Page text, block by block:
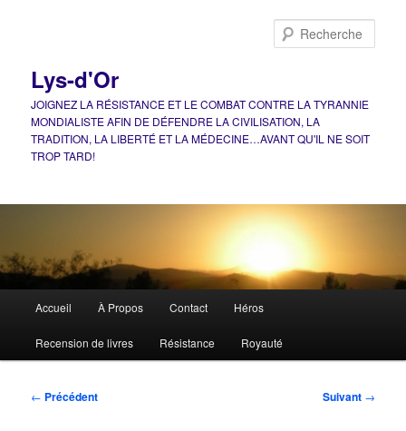
Lys-d'Or
JOIGNEZ LA RÉSISTANCE ET LE COMBAT CONTRE LA TYRANNIE
MONDIALISTE AFIN DE DÉFENDRE LA CIVILISATION, LA
TRADITION, LA LIBERTÉ ET LA MÉDECINE…AVANT QU'IL NE SOIT
TROP TARD!
principal
Accueil À Propos Contact Héros
Recension de livres Résistance Royauté
Navigation
← Précédent Suivant →